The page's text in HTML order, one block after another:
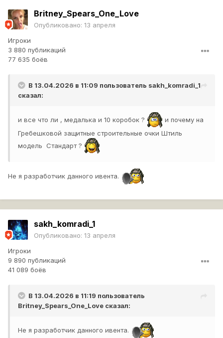
Britney_Spears_One_Love
Опубликовано: 13 апреля
Игроки
3 880 публикаций
77 635 боёв
В 13.04.2026 в 11:09 пользователь sakh_komradi_1
сказал:
и все что ли , медалька и 10 коробок ?
и почему на
Гребешковой защитные строительные очки Штиль
модель Стандарт ?
Не я разработчик данного ивента.
sakh_komradi_1
Опубликовано: 13 апреля
Игроки
9 890 публикаций
41 089 боёв
В 13.04.2026 в 11:19 пользователь
Britney_Spears_One_Love сказал:
Не я разработчик данного ивента.